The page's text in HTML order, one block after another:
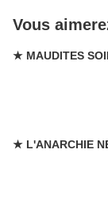
Vous
★ MAUDITES
★ L'ANARCHIE